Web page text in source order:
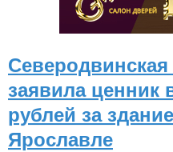
заявила ценник
рублей за
Ярославле